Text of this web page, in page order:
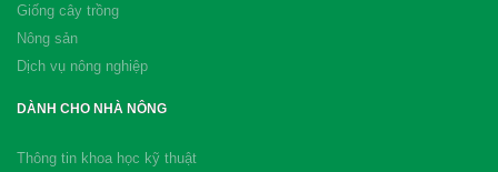
Giống cây trồng
Nông sản
Dịch vụ nông nghiệp
DÀNH CHO NHÀ NÔNG
Thông tin khoa học kỹ thuật